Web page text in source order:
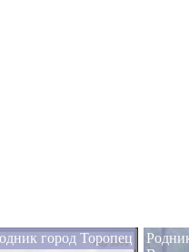
город Торопец